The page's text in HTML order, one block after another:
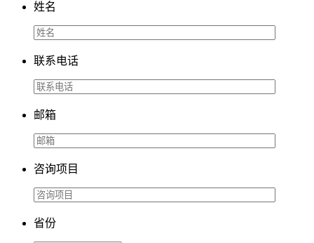
姓名
联系电话
邮箱
咨询项目
省份